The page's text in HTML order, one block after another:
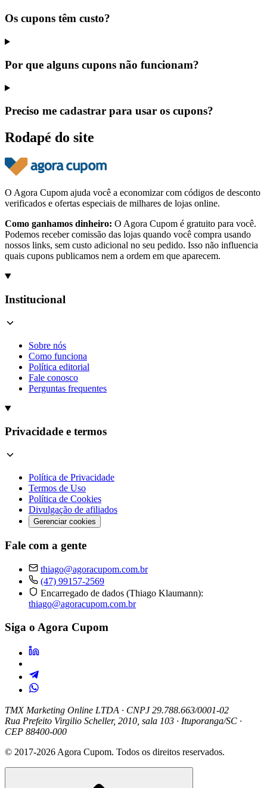
Os cupons têm custo?
Por que alguns cupons não funcionam?
Preciso me cadastrar para usar os cupons?
Rodapé do site
O Agora Cupom ajuda você a economizar com códigos de desconto
verificados e ofertas especiais de milhares de lojas online.
Como ganhamos dinheiro: O Agora Cupom é gratuito para você.
Podemos receber comissão das lojas quando você compra usando
nossos links, sem custo adicional no seu pedido. Isso não influencia
quais cupons publicamos nem a ordem em que aparecem.
Institucional
Sobre nós
Como funciona
Política editorial
Fale conosco
Perguntas frequentes
Privacidade e termos
Política de Privacidade
Termos de Uso
Política de Cookies
Divulgação de afiliados
Gerenciar cookies
Fale com a gente
thiago@agoracupom.com.br
(47) 99157-2569
Encarregado de dados (Thiago Klaumann):
thiago@agoracupom.com.br
Siga o Agora Cupom
TMX Marketing Online LTDA · CNPJ 29.788.663/0001-02
Rua Prefeito Virgilio Scheller, 2010, sala 103 · Ituporanga/SC ·
CEP 88400-000
© 2017-2026 Agora Cupom. Todos os direitos reservados.